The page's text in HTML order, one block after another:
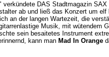
DAS Stadtmagazin
ab und ließ das Konzert um
an der langen Wartezeit, die
Musik, mit
sein besaitetes Instrument
kann man Mad In Orange